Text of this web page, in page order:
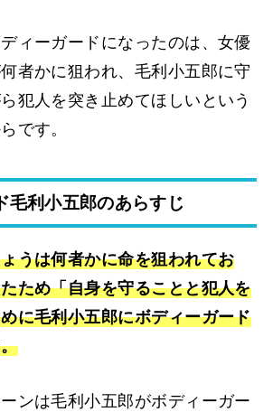
ィーガードになったのは、女優
者かに狙われ、毛利小五郎に守
犯人を突き止めてほしいという
です。
毛利小五郎のあらすじ
うは何者かに命を狙われてお
ため「自身を守ることと犯人を
に毛利小五郎にボディーガード
ンは毛利小五郎がボディーガー